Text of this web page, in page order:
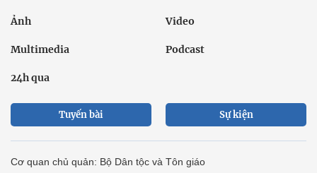
Ảnh Video
Multimedia Podcast
24h qua
Tuyến bài Sự kiện
Cơ quan chủ quản: Bộ Dân tộc và Tôn giáo